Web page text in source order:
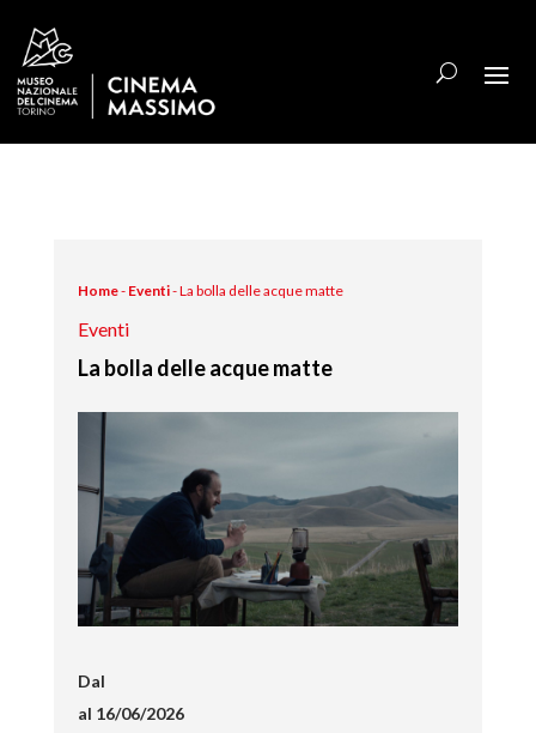
Home- Eventi-La bolla delle acque matte
Eventi
La bolla delle acque matte
Dal
al 16/06/2026